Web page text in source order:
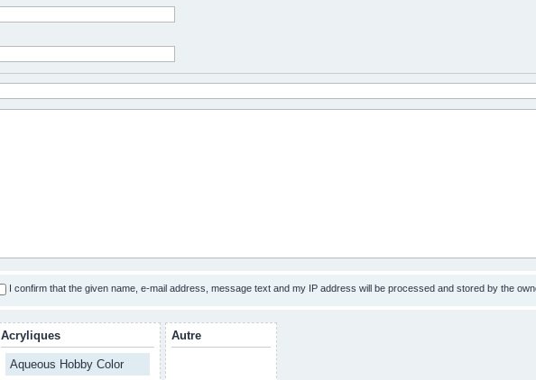
I confirm that the given name, e-mail address, message text and my IP address will be processed and stored by the
Acryliques
Aqueous Hobby Color
Autre